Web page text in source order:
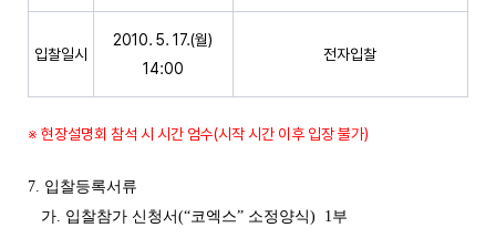
입찰일시
2010. 5. 17.(월)
14:00
전자입찰
※ 현장설명회 참석 시 시간 엄수(시작 시간 이후 입장 불가)
7. 입찰등록서류
가. 입찰참가 신청서(“코엑스” 소정양식) 1부